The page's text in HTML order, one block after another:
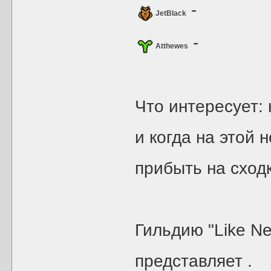
JetBlack -
Atthewes -
Что
и когда на этой
прибыть на
Гильдию "Like
представляет .